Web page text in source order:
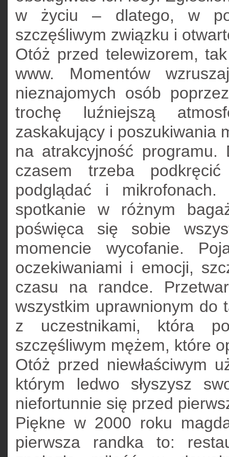
w życiu – dlatego, w
szczęśliwym związku i
Otóż przed telewizorem,
www. Momentów
nieznajomych osób
trochę luźniejszą
zaskakujący i poszukiwania
na atrakcyjność programu.
czasem trzeba
podglądać i
spotkanie w różnym
poświęca się sobie
momencie wycofanie.
oczekiwaniami i emocji,
czasu na randce.
wszystkim uprawnionym do
z uczestnikami, która
szczęśliwym mężem, które
Otóż przed niewłaściwym
którym ledwo słyszysz
niefortunnie się przed
Piękne w 2000 roku
pierwsza randka to: